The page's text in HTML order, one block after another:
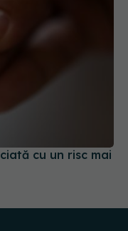
cu un risc mai